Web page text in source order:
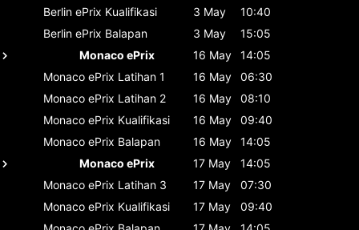
Berlin ePrix Kualifikasi 3 May
10:40
Berlin ePrix Balapan 3 May
15:05
Monaco ePrix
16 May
14:05
Monaco ePrix Latihan 1 16 May
06:30
Monaco ePrix Latihan 2 16 May
08:10
Monaco ePrix Kualifikasi 16 May
09:40
Monaco ePrix Balapan 16 May
14:05
Monaco ePrix
17 May
14:05
Monaco ePrix Latihan 3 17 May
07:30
Monaco ePrix Kualifikasi 17 May
09:40